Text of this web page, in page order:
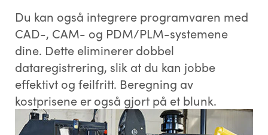
Du kan også integrere programvaren med
CAD-, CAM- og PDM/PLM-systemene
dine. Dette eliminerer dobbel
dataregistrering, slik at du kan jobbe
effektivt og feilfritt. Beregning av
kostprisene er også gjort på et blunk.